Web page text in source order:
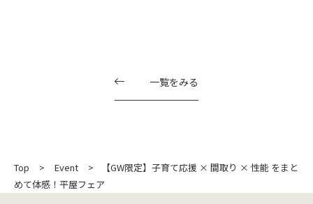
一覧をみる
Top Event
【GW限定】子育て応援 × 間取り × 性能 をまと
めて体感！平屋フェア